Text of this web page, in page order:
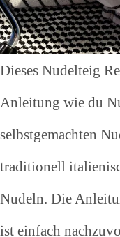
Dieses Nudelteig
Anleitung wie du
selbstgemachten
traditionell
Nudeln. Die
ist einfach